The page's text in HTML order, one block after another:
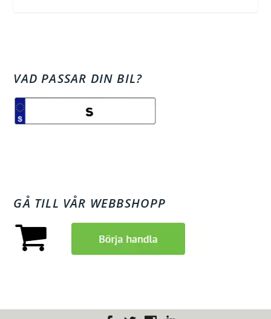
VAD PASSAR DIN BIL?
GÅ TILL VÅR WEBBSHOPP